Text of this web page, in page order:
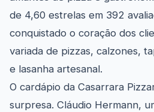
de 4,60 estrelas em 392
conquistado o coração dos
variada de pizzas, calzones,
e lasanha artesanal.
O cardápio da Casarrara
surpresa. Cláudio Hermann,